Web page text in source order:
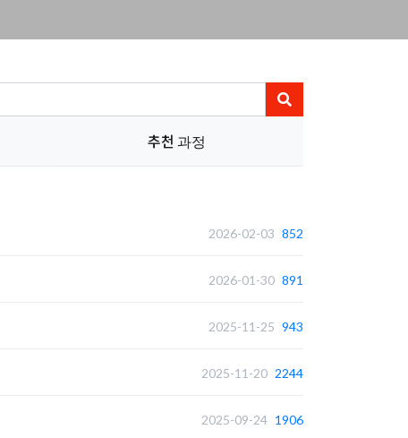
추천 과정
2026-02-03 852
2026-01-30 891
2025-11-25 943
2025-11-20 2244
2025-09-24 1906